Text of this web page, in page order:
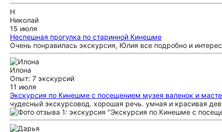
Н
Николай
15 июля
Неспешная прогулка по старинной Кинешме
Очень понравилась экскурсия, Юлия все подробно и
Илона
Опыт: 7 экскурсий
11 июля
Экскурсия по Кинешме с посещением музея валенок и
чудесный экскурсовод. хорошая речь. умная и красивая